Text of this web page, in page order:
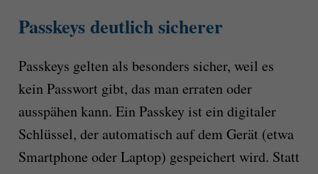
Passkeys deutlich sicherer
Passkeys gelten als besonders sicher, weil es
kein Passwort gibt, das man erraten oder
ausspähen kann. Ein Passkey ist ein digitaler
Schlüssel, der automatisch auf dem Gerät (etwa
Smartphone oder Laptop) gespeichert wird. Statt